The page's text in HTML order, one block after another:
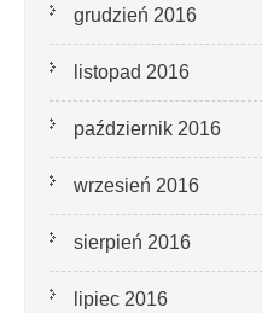
grudzień 2016
listopad 2016
październik 2016
wrzesień 2016
sierpień 2016
lipiec 2016